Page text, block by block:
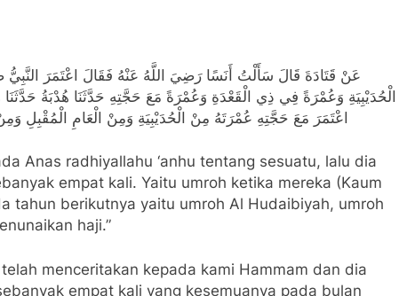
عَنْ قَتَادَةَ قَالَ سَأَلْتُ أَنَسًا رَضِيَ اللَّهُ عَنْهُ فَقَالَ اعْتَمَرَ
الْحُدَيْبِيَةِ وَعُمْرَةً فِي ذِي الْقَعْدَةِ وَعُمْرَةً مَعَ حَجَّتِهِ حَدَّثَنَا هُدْبَةُ
اعْتَمَرَ مَعَ حَجَّتِهِ عُمْرَتَهُ مِنْ الْحُدَيْبِيَةِ وَمِنْ الْعَامِ الْمُقْبِلِ
Anas radhiyallahu ‘anhu tentang sesuatu, lalu dia
tahun berikutnya yaitu umroh Al Hudaibiyah, umroh
haji.”
menceritakan kepada kami Hammam dan dia